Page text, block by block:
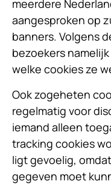
meerdere
aangesproken op
banners. Volgens
bezoekers
welke cookies ze
Ook zogeheten
regelmatig voor
iemand alleen
tracking cookies
ligt gevoelig,
gegeven moet